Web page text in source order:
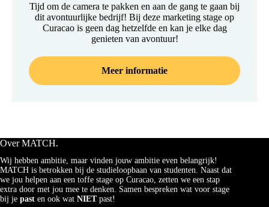
Tijd om de camera te pakken en aan de gang te gaan bij
dit avontuurlijke bedrijf! Bij deze marketing stage op
Curacao is geen dag hetzelfde en kan je elke dag
genieten van avontuur!
Meer informatie
Over MATCH.
Wij hebben ambitie, maar vinden jouw ambitie even belangrijk!
MATCH is betrokken bij de studieloopbaan van studenten. Naast dat
we jou helpen aan een toffe stage op Curacao, zetten we een stap
extra door met jou mee te denken. Samen bespreken wat voor stage
bij je past en ook wat NIET past!